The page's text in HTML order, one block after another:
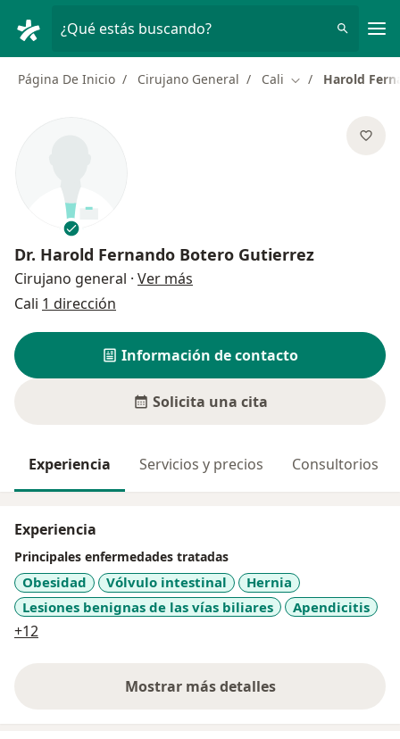
¿Qué estás buscando?
Página De Inicio Cirujano General Cali Cambiar de
Harold
Dr. Harold Fernando Botero Gutierrez
Cirujano general · Ver más
Cali 1 dirección
Información de contacto
Solicita una cita
Experiencia Servicios y precios Consultorios
Experiencia
Principales enfermedades tratadas
Obesidad Vólvulo intestinal
Hernia
Lesiones benignas de las vías biliares
Apendicitis
+12a11y_sr_more_diseases
Mostrar más detalles
sobre la experiencia